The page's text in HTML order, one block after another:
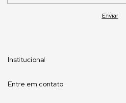
Institucional
Entre em contato